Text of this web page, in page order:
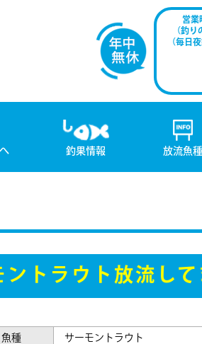
営業
（釣
（毎日
釣果情報 放流魚種
ントラウト放流して
魚種 サーモントラウト